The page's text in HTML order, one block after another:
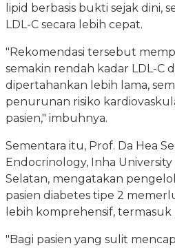
lipid berbasis bukti sejak dini,
LDL-C secara lebih cepat.
"Rekomendasi tersebut
semakin rendah kadar LDL-C
dipertahankan lebih lama,
penurunan risiko
pasien," imbuhnya.
Sementara itu, Prof. Da Hea
Endocrinology, Inha University
Selatan, mengatakan
pasien diabetes tipe 2
lebih komprehensif, termasuk
"Bagi pasien yang sulit